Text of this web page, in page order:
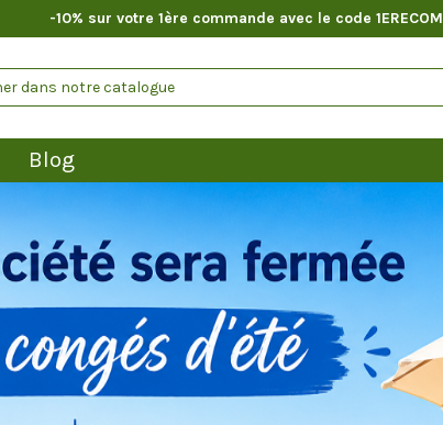
-10% sur votre 1ère commande avec le code 1ERECOM
Blog